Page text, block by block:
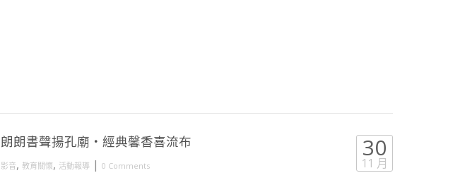
朗朗書聲揚孔廟・經典馨香喜流布
影音, 教育關懷, 活動報導 | 0 Comments
30
11 月